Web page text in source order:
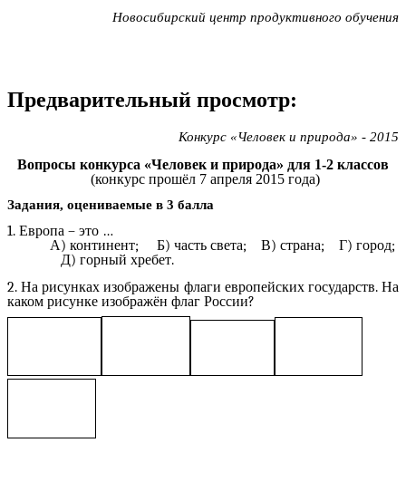
Новосибирский центр продуктивного обучения
Предварительный просмотр:
Конкурс «Человек и природа» - 2015
Вопросы конкурса «Человек и природа» для 1-2 классов
(конкурс прошёл 7 апреля 2015 года)
Задания, оцениваемые в 3 балла
1. Европа – это …
А) континент; Б) часть света; В) страна; Г) город;
Д) горный хребет.
2. На рисунках изображены флаги европейских государств. На
каком рисунке изображён флаг России?